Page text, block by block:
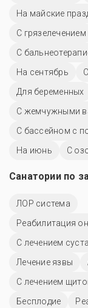
На майские
С грязелечением
С
На сентябрь
Для беременных
С жемчужными
С бассейном с
На июнь
С
Санатории по
ЛОР система
Реабилитация
С лечением
Лечение язвы
С лечением
Бесплодие